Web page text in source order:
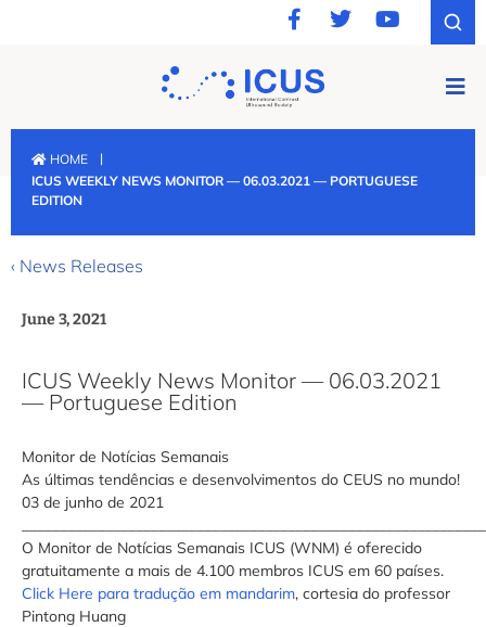
HOME
|
ICUS WEEKLY NEWS MONITOR — 06.03.2021 — PORTUGUESE
EDITION
‹ News Releases
June 3, 2021
ICUS Weekly News Monitor — 06.03.2021
— Portuguese Edition
Monitor de Notícias Semanais
As últimas tendências e desenvolvimentos do CEUS no mundo!
03 de junho de 2021
O Monitor de Notícias Semanais ICUS (WNM) é oferecido
gratuitamente a mais de 4.100 membros ICUS em 60 países.
Click Here para tradução em mandarim, cortesia do professor
Pintong Huang